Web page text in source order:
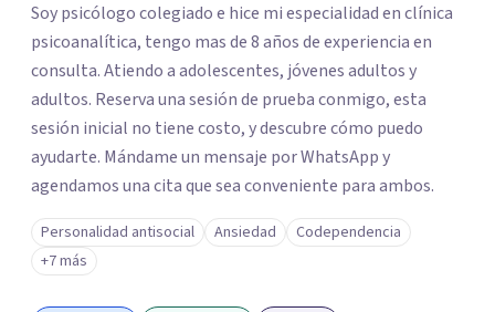
Soy psicólogo colegiado e hice mi especialidad en clínica
psicoanalítica, tengo mas de 8 años de experiencia en
consulta. Atiendo a adolescentes, jóvenes adultos y
adultos. Reserva una sesión de prueba conmigo, esta
sesión inicial no tiene costo, y descubre cómo puedo
ayudarte. Mándame un mensaje por WhatsApp y
agendamos una cita que sea conveniente para ambos.
Personalidad antisocial Ansiedad
Codependencia
+7 más